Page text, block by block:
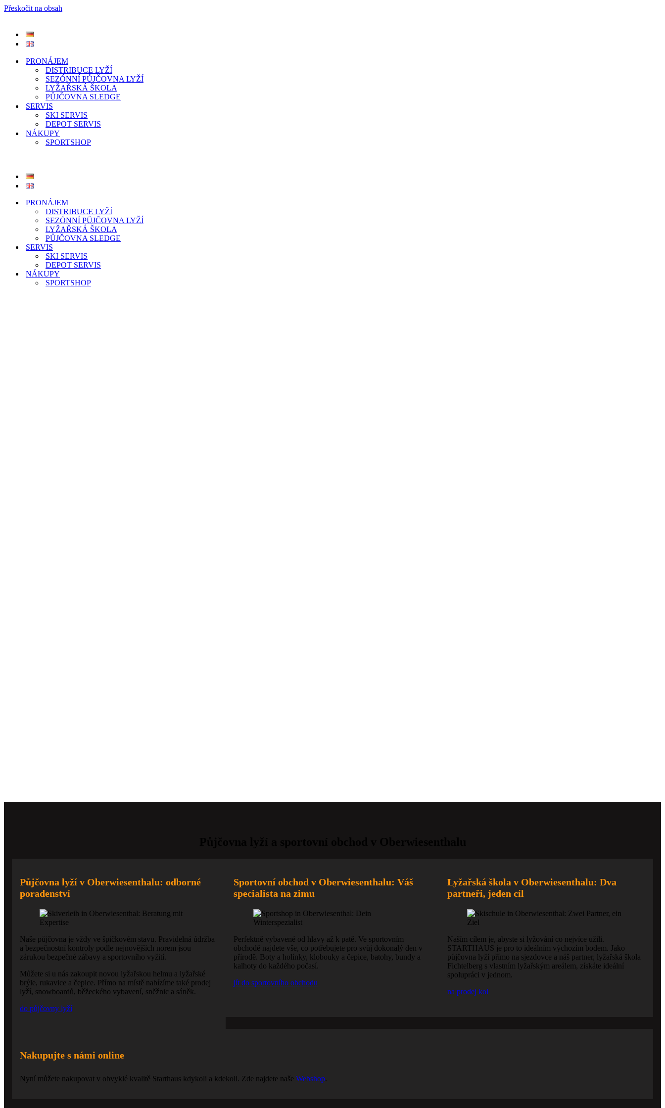
Přeskočit na obsah
PRONÁJEM
DISTRIBUCE LYŽÍ
SEZÓNNÍ PŮJČOVNA LYŽÍ
LYŽAŘSKÁ ŠKOLA
PŮJČOVNA SLEDGE
SERVIS
SKI SERVIS
DEPOT SERVIS
NÁKUPY
SPORTSHOP
PRONÁJEM
DISTRIBUCE LYŽÍ
SEZÓNNÍ PŮJČOVNA LYŽÍ
LYŽAŘSKÁ ŠKOLA
PŮJČOVNA SLEDGE
SERVIS
SKI SERVIS
DEPOT SERVIS
NÁKUPY
SPORTSHOP
Půjčovna lyží v Oberwiesenthalu: odborné
poradenství
Naše půjčovna je vždy ve špičkovém stavu. Pravidelná údržba
a bezpečnostní kontroly podle nejnovějších norem jsou
zárukou bezpečné zábavy a sportovního vyžití.
Můžete si u nás zakoupit novou lyžařskou helmu a lyžařské
brýle, rukavice a čepice. Přímo na místě nabízíme také prodej
lyží, snowboardů, běžeckého vybavení, sněžnic a sáněk.
do půjčovny lyží
Sportovní obchod v Oberwiesenthalu: Váš
specialista na zimu
Perfektně vybavené od hlavy až k patě. Ve sportovním
obchodě najdete vše, co potřebujete pro svůj dokonalý den v
přírodě. Boty a holínky, klobouky a čepice, batohy, bundy a
kalhoty do každého počasí.
jít do sportovního obchodu
Lyžařská škola v Oberwiesenthalu: Dva
partneři, jeden cíl
Naším cílem je, abyste si lyžování co nejvíce užili.
STARTHAUS je pro to ideálním výchozím bodem. Jako
půjčovna lyží přímo na sjezdovce a náš partner, lyžařská škola
Fichtelberg s vlastním lyžařským areálem, získáte ideální
spolupráci v jednom.
na prodej kol
Nakupujte s námi online
Nyní můžete nakupovat v obvyklé kvalitě Starthaus kdykoli a kdekoli. Zde najdete naše Webshop.